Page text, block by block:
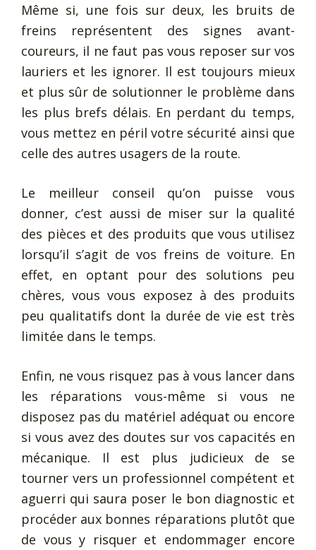
Même si, une fois sur deux, les bruits de
freins représentent des signes avant-
coureurs, il ne faut pas vous reposer sur vos
lauriers et les ignorer. Il est toujours mieux
et plus sûr de solutionner le problème dans
les plus brefs délais. En perdant du temps,
vous mettez en péril votre sécurité ainsi que
celle des autres usagers de la route.
Le meilleur conseil qu’on puisse vous
donner, c’est aussi de miser sur la qualité
des pièces et des produits que vous utilisez
lorsqu’il s’agit de vos freins de voiture. En
effet, en optant pour des solutions peu
chères, vous vous exposez à des produits
peu qualitatifs dont la durée de vie est très
limitée dans le temps.
Enfin, ne vous risquez pas à vous lancer dans
les réparations vous-même si vous ne
disposez pas du matériel adéquat ou encore
si vous avez des doutes sur vos capacités en
mécanique. Il est plus judicieux de se
tourner vers un professionnel compétent et
aguerri qui saura poser le bon diagnostic et
procéder aux bonnes réparations plutôt que
de vous y risquer et endommager encore